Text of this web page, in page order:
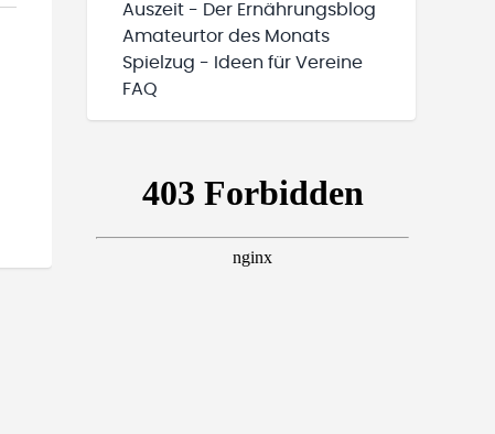
Auszeit - Der Ernährungsblog
Amateurtor des Monats
Spielzug - Ideen für Vereine
FAQ